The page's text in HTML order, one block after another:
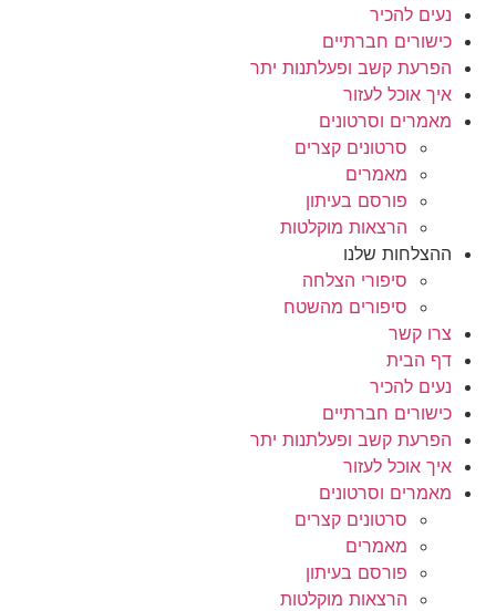
נעים להכיר
כישורים חברתיים
הפרעת קשב ופעלתנות יתר
איך אוכל לעזור
מאמרים וסרטונים
סרטונים קצרים
מאמרים
פורסם בעיתון
הרצאות מוקלטות
ההצלחות שלנו
סיפורי הצלחה
סיפורים מהשטח
צרו קשר
דף הבית
נעים להכיר
כישורים חברתיים
הפרעת קשב ופעלתנות יתר
איך אוכל לעזור
מאמרים וסרטונים
סרטונים קצרים
מאמרים
פורסם בעיתון
הרצאות מוקלטות